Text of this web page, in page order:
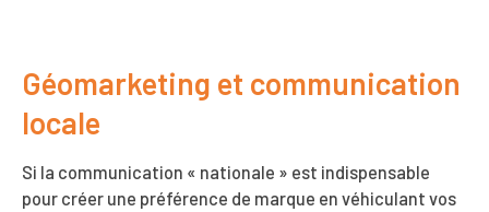
Géomarketing et communication
locale
Si la communication « nationale » est indispensable
pour créer une préférence de marque en véhiculant vos